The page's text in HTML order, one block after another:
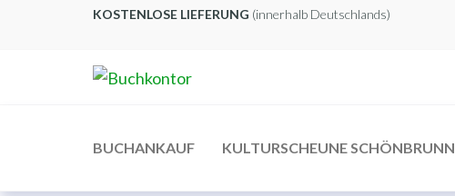
KOSTENLOSE LIEFERUNG (innerhalb Deutschlands)
BUCHANKAUF KULTURSCHEUNE SCHÖNBRUNN